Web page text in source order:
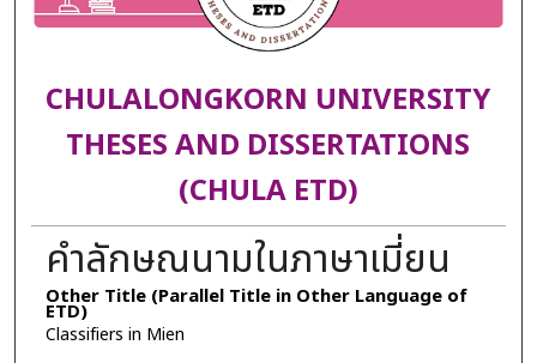
CHULALONGKORN UNIVERSITY
THESES AND DISSERTATIONS
(CHULA ETD)
คำลักษณนามในภาษาเมี่ยน
Other Title (Parallel Title in Other Language of
ETD)
Classifiers in Mien